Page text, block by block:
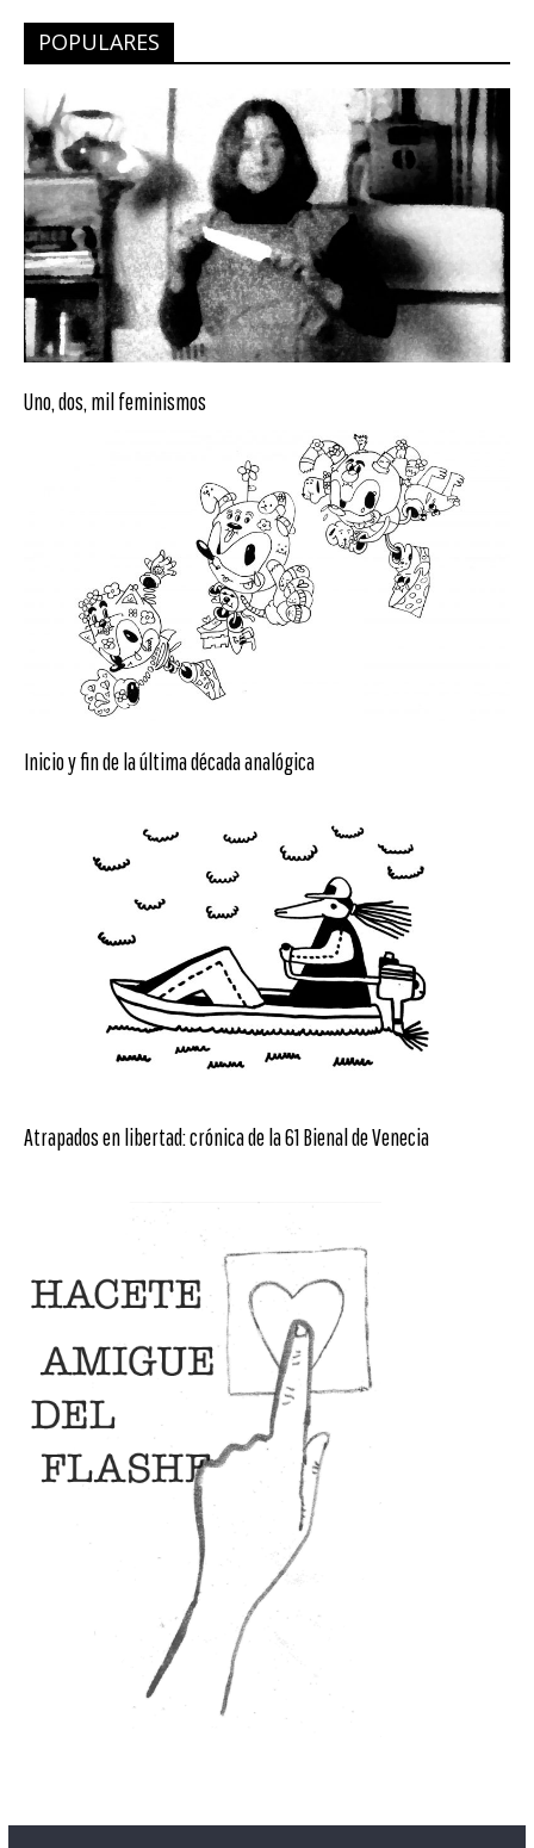
POPULARES
Uno, dos, mil feminismos
Inicio y fin de la última década analógica
Atrapados en libertad: crónica de la 61 Bienal de Venecia